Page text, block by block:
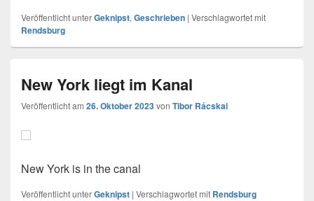
Veröffentlicht unterGeknipst, Geschrieben | Verschlagwortet mit
Rendsburg
New York liegt im Kanal
Veröffentlicht am 26. Oktober 2023von Tibor Rácskai
New York is in the canal
Veröffentlicht unterGeknipst | Verschlagwortet mit Rendsburg